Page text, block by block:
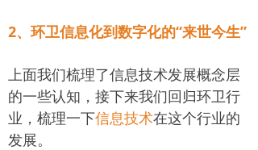
2、环卫信息化到数字化的“来世今生”
上面我们梳理了信息技术发展概念层
的一些认知，接下来我们回归环卫行
业，梳理一下信息技术在这个行业的
发展。